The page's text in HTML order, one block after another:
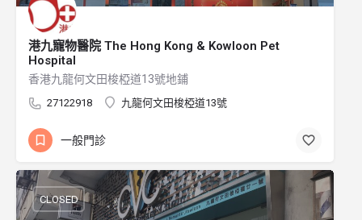
港九寵物醫院 The Hong Kong & Kowloon Pet
Hospital
香港九龍何文田梭椏道13號地鋪
27122918 九龍何文田梭椏道13號
一般門診
CLOSED